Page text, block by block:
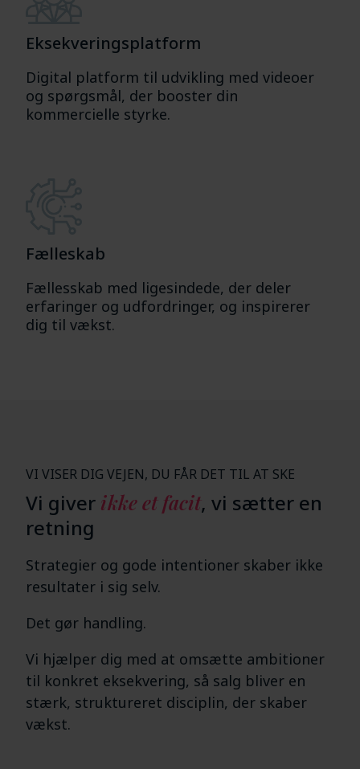
Eksekveringsplatform
Digital platform til udvikling med videoer
og spørgsmål, der booster din
kommercielle styrke.
Fælleskab
Fællesskab med ligesindede, der deler
erfaringer og udfordringer, og inspirerer
dig til vækst.
VI VISER DIG VEJEN, DU FÅR DET TIL AT SKE
Vi giver ikke et facit, vi sætter en
retning
Strategier og gode intentioner skaber ikke
resultater i sig selv.
Det gør handling.
Vi hjælper dig med at omsætte ambitioner
til konkret eksekvering, så salg bliver en
stærk, struktureret disciplin, der skaber
vækst.